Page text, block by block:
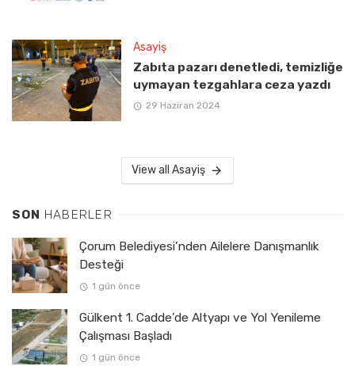
Asayiş
Zabıta pazarı denetledi, temizliğe
uymayan tezgahlara ceza yazdı
29 Haziran 2024
View all Asayiş
SON HABERLER
Çorum Belediyesi’nden Ailelere Danışmanlık
Desteği
1 gün önce
Gülkent 1. Cadde’de Altyapı ve Yol Yenileme
Çalışması Başladı
1 gün önce